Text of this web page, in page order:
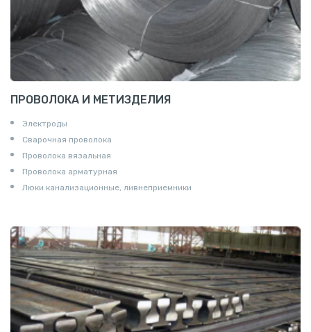
ПРОВОЛОКА И МЕТИЗДЕЛИЯ
Электроды
Сварочная проволока
Проволока вязальная
Проволока арматурная
Люки канализационные, ливнеприемники